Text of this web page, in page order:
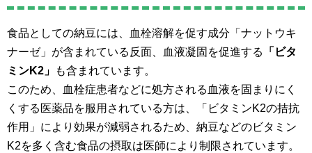
食品としての納豆には、血栓溶解を促す成分「ナットウキ
ナーゼ」が含まれている反面、血液凝固を促進する
「ビタ
ミンK2」
も含まれています。
このため、血栓症患者などに処方される血液を固まりにく
くする医薬品を服用されている方は、「ビタミンK2の拮抗
作用」により効果が減弱されるため、納豆などのビタミン
K2を多く含む食品の摂取は医師により制限されています。